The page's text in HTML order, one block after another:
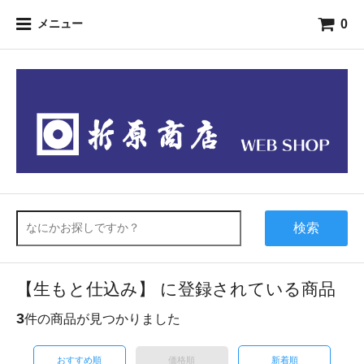
メニュー 0
検索
【生もと仕込み】 に登録されている商品
3件の商品が見つかりました
おすすめ順 価格順 新着順